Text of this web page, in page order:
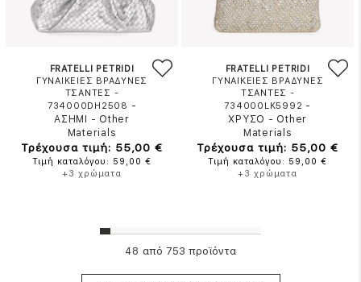
FRATELLI PETRIDI
ΓΥΝΑΙΚΕΙΕΣ ΒΡΑΔΥΝΕΣ
ΤΣΑΝΤΕΣ -
734000DH2508 -
ΑΣΗΜΙ
- Other
Materials
Τρέχουσα τιμή: 55,00 €
Τιμή καταλόγου: 59,00 €
+3 χρώματα
FRATELLI PETRIDI
ΓΥΝΑΙΚΕΙΕΣ ΒΡΑΔΥΝΕΣ
ΤΣΑΝΤΕΣ -
734000LK5992 -
ΧΡΥΣΟ - Other
Materials
Τρέχουσα τιμή: 55,00 €
Τιμή καταλόγου: 59,00 €
+3 χρώματα
48 από 753 προϊόντα